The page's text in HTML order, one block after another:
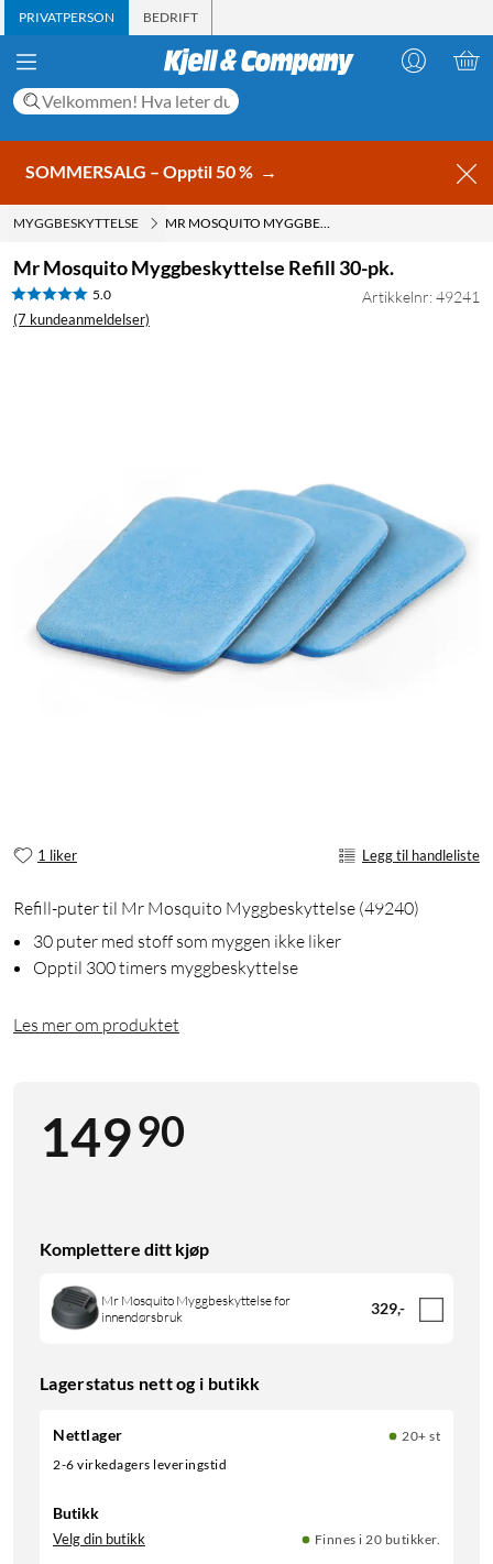
PRIVATPERSON BEDRIFT
SOMMERSALG – Opptil 50 % →
MYGGBESKYTTELSE MR MOSQUITO MYGGBESKYTTELSE REFILL 30-PK.
Mr Mosquito Myggbeskyttelse Refill 30-pk.
5.0
(7 kundeanmeldelser)
Artikkelnr: 49241
1 liker Legg til handleliste
Refill-puter til Mr Mosquito Myggbeskyttelse (49240)
30 puter med stoff som myggen ikke liker
Opptil 300 timers myggbeskyttelse
Les mer om produktet
14990
Komplettere ditt kjøp
Mr Mosquito Myggbeskyttelse for
innendørsbruk
329,-
Lagerstatus nett og i butikk
Nettlager
20+ st
2-6 virkedagers leveringstid
Butikk
Velg din butikk Finnes i 20 butikker.